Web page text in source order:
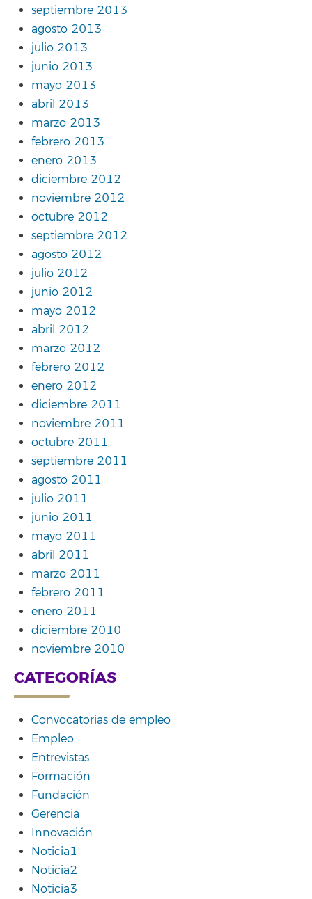
septiembre 2013
agosto 2013
julio 2013
junio 2013
mayo 2013
abril 2013
marzo 2013
febrero 2013
enero 2013
diciembre 2012
noviembre 2012
octubre 2012
septiembre 2012
agosto 2012
julio 2012
junio 2012
mayo 2012
abril 2012
marzo 2012
febrero 2012
enero 2012
diciembre 2011
noviembre 2011
octubre 2011
septiembre 2011
agosto 2011
julio 2011
junio 2011
mayo 2011
abril 2011
marzo 2011
febrero 2011
enero 2011
diciembre 2010
noviembre 2010
CATEGORÍAS
Convocatorias de empleo
Empleo
Entrevistas
Formación
Fundación
Gerencia
Innovación
Noticia1
Noticia2
Noticia3